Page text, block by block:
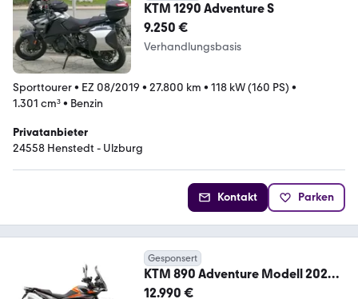
KTM 1290 Adventure S
9.250 €
Verhandlungsbasis
Sporttourer• EZ 08/2019 • 27.800 km • 118 kW (160 PS) •
1.301 cm³• Benzin
Privatanbieter
24558 Henstedt - Ulzburg
Kontakt Parken
Gesponsert
KTM 890 Adventure Modell 2024
mit 2695,- Discount
12.990 €